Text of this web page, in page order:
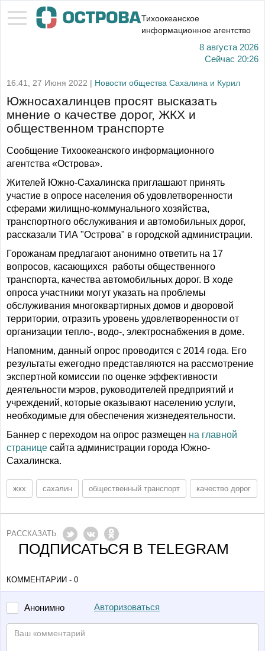
Тихоокеанское
информационное агентство
8 августа 2026
Сейчас 20:26
16:41, 27 Июня 2022 | Новости общества Сахалина и Курил
Южносахалинцев просят высказать
мнение о качестве дорог, ЖКХ и
общественном транспорте
Сообщение Тихоокеанского информационного
агентства «Острова».
Жителей Южно-Сахалинска приглашают принять
участие в опросе населения об удовлетворенности
сферами жилищно-коммунального хозяйства,
транспортного обслуживания и автомобильных дорог,
рассказали ТИА "Острова" в городской администрации.
Горожанам предлагают анонимно ответить на 17
вопросов, касающихся работы общественного
транспорта, качества автомобильных дорог. В ходе
опроса участники могут указать на проблемы
обслуживания многоквартирных домов и дворовой
территории, отразить уровень удовлетворенности от
организации тепло-, водо-, электроснабжения в доме.
Напомним, данный опрос проводится с 2014 года. Его
результаты ежегодно представляются на рассмотрение
экспертной комиссии по оценке эффективности
деятельности мэров, руководителей предприятий и
учреждений, которые оказывают населению услуги,
необходимые для обеспечения жизнедеятельности.
Баннер с переходом на опрос размещен на главной
странице сайта администрации города Южно-
Сахалинска.
жкх сахалин общественный транспорт качество дорог
РАССКАЗАТЬ
ПОДПИСАТЬСЯ В TELEGRAM
КОММЕНТАРИИ - 0
Анонимно Авторизоваться